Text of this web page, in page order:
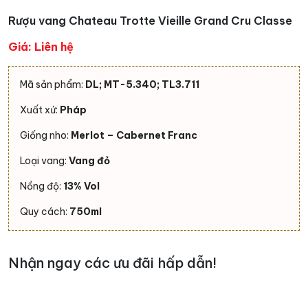
Rượu vang Chateau Trotte Vieille Grand Cru Classe
Giá: Liên hệ
Mã sản phẩm: DL; MT-5.340; TL3.711
Xuất xứ: Pháp
Giống nho: Merlot – Cabernet Franc
Loại vang: Vang đỏ
Nồng độ: 13% Vol
Quy cách: 750ml
Nhận ngay các ưu đãi hấp dẫn!